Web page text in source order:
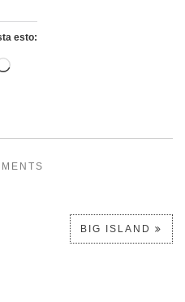
esto:
BIG ISLAND